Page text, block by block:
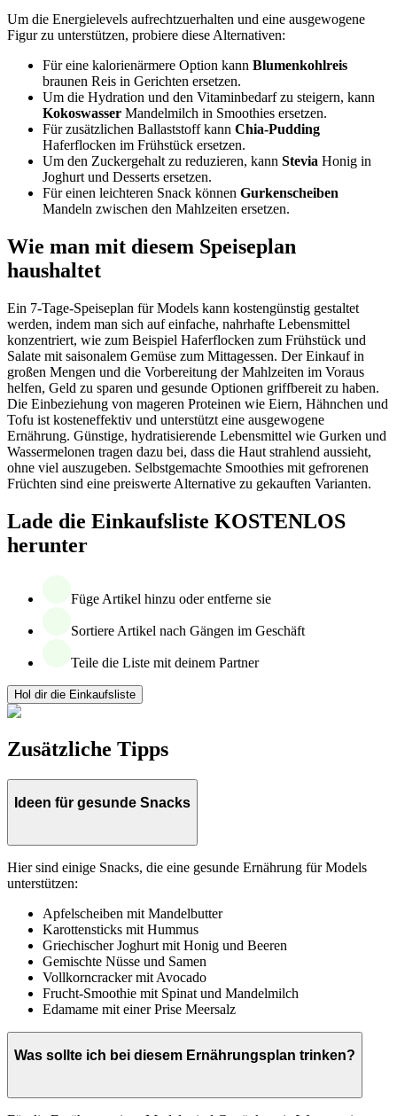
Um die Energielevels aufrechtzuerhalten und eine ausgewogene
Figur zu unterstützen, probiere diese Alternativen:
Für eine kalorienärmere Option kann Blumenkohlreis
braunen Reis in Gerichten ersetzen.
Um die Hydration und den Vitaminbedarf zu steigern, kann
Kokoswasser Mandelmilch in Smoothies ersetzen.
Für zusätzlichen Ballaststoff kann Chia-Pudding
Haferflocken im Frühstück ersetzen.
Um den Zuckergehalt zu reduzieren, kann Stevia Honig in
Joghurt und Desserts ersetzen.
Für einen leichteren Snack können Gurkenscheiben
Mandeln zwischen den Mahlzeiten ersetzen.
Wie man mit diesem Speiseplan
haushaltet
Ein 7-Tage-Speiseplan für Models kann kostengünstig gestaltet
werden, indem man sich auf einfache, nahrhafte Lebensmittel
konzentriert, wie zum Beispiel Haferflocken zum Frühstück und
Salate mit saisonalem Gemüse zum Mittagessen. Der Einkauf in
großen Mengen und die Vorbereitung der Mahlzeiten im Voraus
helfen, Geld zu sparen und gesunde Optionen griffbereit zu haben.
Die Einbeziehung von mageren Proteinen wie Eiern, Hähnchen und
Tofu ist kosteneffektiv und unterstützt eine ausgewogene
Ernährung. Günstige, hydratisierende Lebensmittel wie Gurken und
Wassermelonen tragen dazu bei, dass die Haut strahlend aussieht,
ohne viel auszugeben. Selbstgemachte Smoothies mit gefrorenen
Früchten sind eine preiswerte Alternative zu gekauften Varianten.
Lade die Einkaufsliste KOSTENLOS
herunter
Füge Artikel hinzu oder entferne sie
Sortiere Artikel nach Gängen im Geschäft
Teile die Liste mit deinem Partner
Hol dir die Einkaufsliste
Zusätzliche Tipps
Ideen für gesunde Snacks
Hier sind einige Snacks, die eine gesunde Ernährung für Models
unterstützen:
Apfelscheiben mit Mandelbutter
Karottensticks mit Hummus
Griechischer Joghurt mit Honig und Beeren
Gemischte Nüsse und Samen
Vollkorncracker mit Avocado
Frucht-Smoothie mit Spinat und Mandelmilch
Edamame mit einer Prise Meersalz
Was sollte ich bei diesem Ernährungsplan trinken?